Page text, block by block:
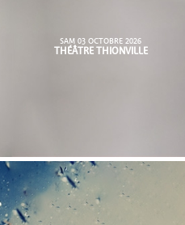
SAM 03 OCTOBRE 2026
THÉÂTRE THIONVILLE